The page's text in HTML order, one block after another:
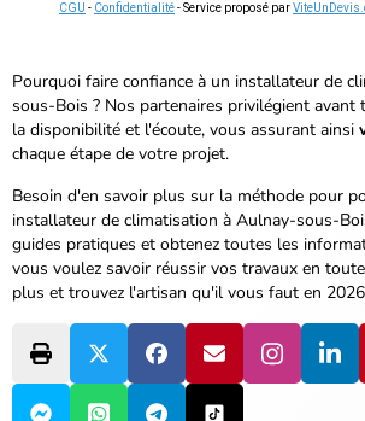
CGU - Confidentialité- Service proposé par
Pourquoi faire confiance à un installateur de
sous-Bois ? Nos partenaires privilégient avant
la disponibilité et l'écoute, vous assurant ainsi
chaque étape de votre projet.
Besoin d'en savoir plus sur la méthode pour
installateur de climatisation à Aulnay-sous-
guides pratiques et obtenez toutes les
vous voulez savoir réussir vos travaux en
plus et trouvez l'artisan qu'il vous faut en